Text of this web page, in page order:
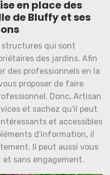
en place des
de Bluffy et ses
structures qui sont
des jardins. Afin
des professionnels en la
proposer de faire
Donc, Artisan
et sachez qu'il peut
et accessibles
d'information, il
Il peut aussi vous
sans engagement.